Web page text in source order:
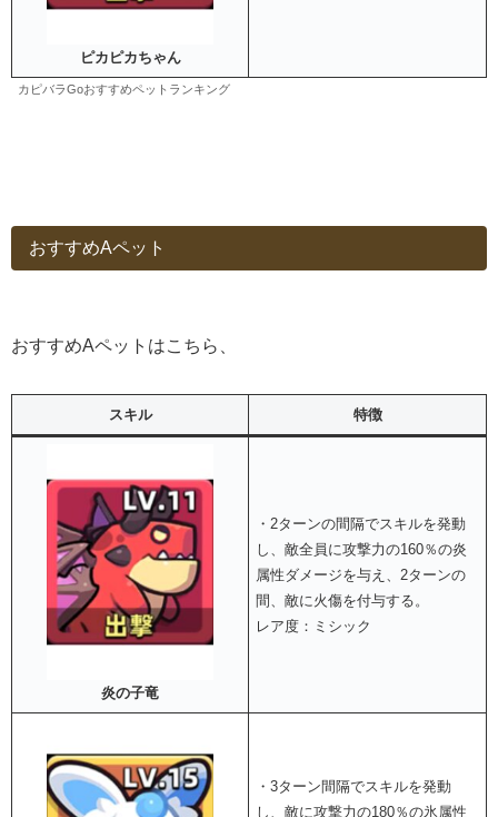
ピカピカちゃん
カピバラGoおすすめペットランキング
おすすめAペット
おすすめAペットはこちら、
スキル 特徴
炎の子竜
・2ターンの間隔でスキルを発動
し、敵全員に攻撃力の160％の炎
属性ダメージを与え、2ターンの
間、敵に火傷を付与する。
レア度：ミシック
・3ターン間隔でスキルを発動
し、敵に攻撃力の180％の氷属性